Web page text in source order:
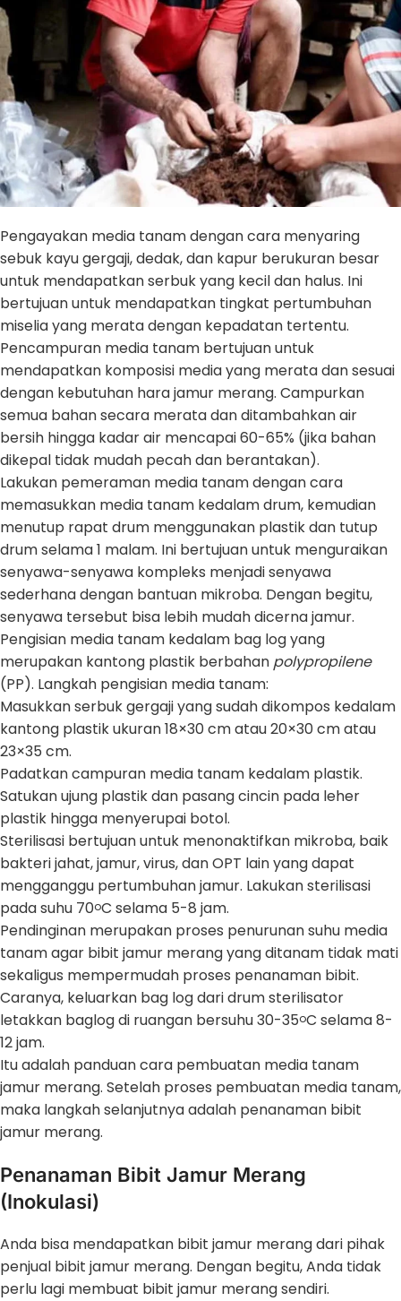
Pengayakan media tanam dengan cara menyaring
sebuk kayu gergaji, dedak, dan kapur berukuran besar
untuk mendapatkan serbuk yang kecil dan halus. Ini
bertujuan untuk mendapatkan tingkat pertumbuhan
miselia yang merata dengan kepadatan tertentu.
Pencampuran media tanam bertujuan untuk
mendapatkan komposisi media yang merata dan sesuai
dengan kebutuhan hara jamur merang. Campurkan
semua bahan secara merata dan ditambahkan air
bersih hingga kadar air mencapai 60-65% (jika bahan
dikepal tidak mudah pecah dan berantakan).
Lakukan pemeraman media tanam dengan cara
memasukkan media tanam kedalam drum, kemudian
menutup rapat drum menggunakan plastik dan tutup
drum selama 1 malam. Ini bertujuan untuk menguraikan
senyawa-senyawa kompleks menjadi senyawa
sederhana dengan bantuan mikroba. Dengan begitu,
senyawa tersebut bisa lebih mudah dicerna jamur.
Pengisian media tanam kedalam bag log yang
merupakan kantong plastik berbahan polypropilene
(PP). Langkah pengisian media tanam:
Masukkan serbuk gergaji yang sudah dikompos kedalam
kantong plastik ukuran 18×30 cm atau 20×30 cm atau
23×35 cm.
Padatkan campuran media tanam kedalam plastik.
Satukan ujung plastik dan pasang cincin pada leher
plastik hingga menyerupai botol.
Sterilisasi bertujuan untuk menonaktifkan mikroba, baik
bakteri jahat, jamur, virus, dan OPT lain yang dapat
mengganggu pertumbuhan jamur. Lakukan sterilisasi
pada suhu 70oC selama 5-8 jam.
Pendinginan merupakan proses penurunan suhu media
tanam agar bibit jamur merang yang ditanam tidak mati
sekaligus mempermudah proses penanaman bibit.
Caranya, keluarkan bag log dari drum sterilisator
letakkan baglog di ruangan bersuhu 30-35oC selama 8-
12 jam.
Itu adalah panduan cara pembuatan media tanam
jamur merang. Setelah proses pembuatan media tanam,
maka langkah selanjutnya adalah penanaman bibit
jamur merang.
Penanaman Bibit Jamur Merang
(Inokulasi)
Anda bisa mendapatkan bibit jamur merang dari pihak
penjual bibit jamur merang. Dengan begitu, Anda tidak
perlu lagi membuat bibit jamur merang sendiri.